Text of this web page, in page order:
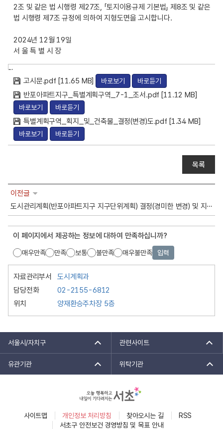
2조 및 같은 법 시행령 제27조, 「토지이용규제 기본법」 제8조 및 같은
법 시행령 제7조 규정에 의하여 지형도면을 고시합니다.
2024년 12월 19일
서 울 특 별 시 장
첨
고시문.pdf [11.65 MB] 바로보기 바로듣기
반포아파트지구_특별계획구역_7-1_조서.pdf [11.12 MB]
바로보기 바로듣기
특별계획구역_획지_및_건축물_결정(변경)도.pdf [1.34 MB]
바로보기 바로듣기
목록
이전글
도시관리계획(반포아파트지구 지구단위계획) 결정(경미한 변경) 및 지형도면 고시
이 페이지에서 제공하는 정보에 대하여 만족하십니까?
매우만족 만족 보통 불만족 매우불만족 입력
자료관리부서
도시계획과
담당전화
02-2155-6812
위치
양재환승주차장 5층
서울시/자치구 관련사이트
유관기관 위탁기관
사이트맵 개인정보 처리방침 찾아오시는 길
RSS
서초구 안전보건 경영방침 및 목표 안내